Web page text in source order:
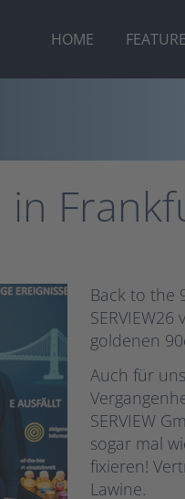
HOME
in
Back to the
goldenen
Auch für
SERVIEW
sogar mal
fixieren!
Lawine.